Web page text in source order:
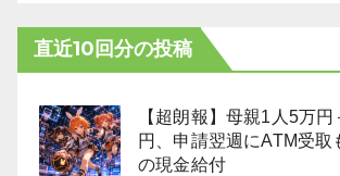
直近10回分の投稿
【超朗報】母親1人5万
円、申請翌週にATM受取
の現金給付